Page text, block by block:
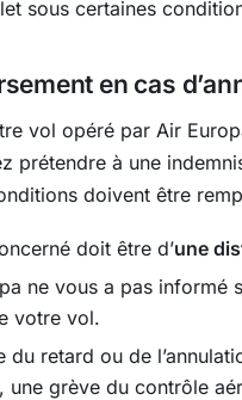
sous certaines
en cas
vol opéré par Air
prétendre à une
doivent être
doit être d’une
ne vous a pas informé
votre vol.
du retard ou de
une grève du contrôle